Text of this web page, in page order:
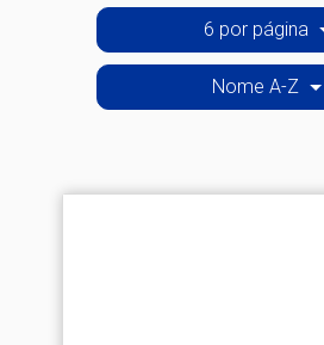
6 por página
Nome A-Z